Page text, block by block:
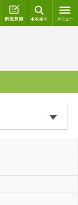
ログイン 新規登録